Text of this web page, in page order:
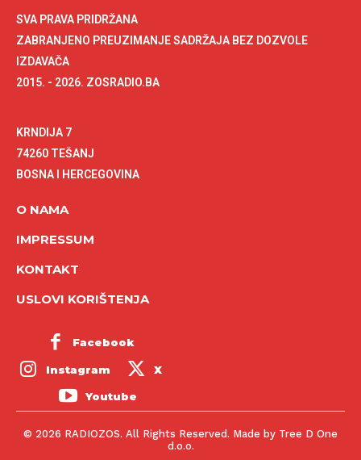
SVA PRAVA PRIDRŽANA
ZABRANJENO PREUZIMANJE SADRŽAJA BEZ DOZVOLE
IZDAVAČA
2015. - 2026. ZOSRADIO.BA
KRNDIJA 7
74260 TEŠANJ
BOSNA I HERCEGOVINA
O NAMA
IMPRESSUM
KONTAKT
USLOVI KORIŠTENJA
Facebook
Instagram X
Youtube
© 2026 RADIOZOS. All Rights Reserved. Made by Tree D One
d.o.o.